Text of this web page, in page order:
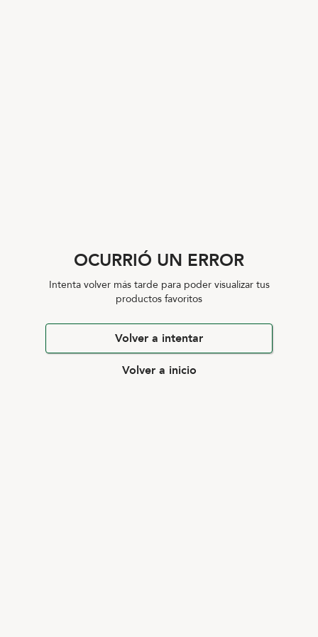
OCURRIÓ UN ERROR
Intenta volver más tarde para poder visualizar tus
productos favoritos
Volver a intentar
Volver a inicio